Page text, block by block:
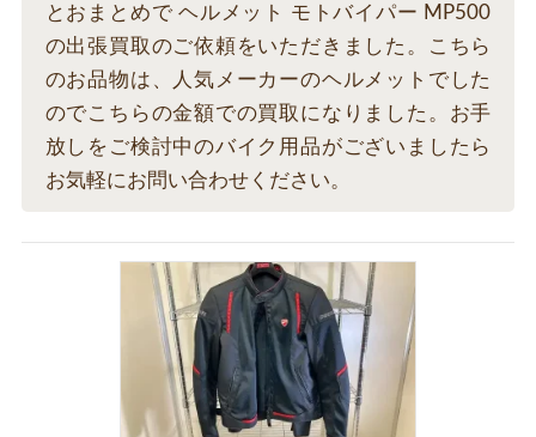
とおまとめで ヘルメット モトバイパー MP500
の出張買取のご依頼をいただきました。こちら
のお品物は、人気メーカーのヘルメットでした
のでこちらの金額での買取になりました。お手
放しをご検討中のバイク用品がございましたら
お気軽にお問い合わせください。